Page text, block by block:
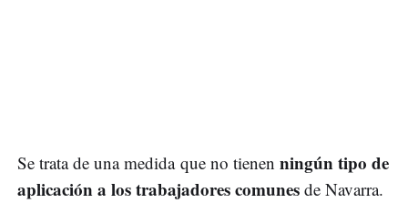
Se trata de una medida que no tienen ningún tipo de
aplicación a los trabajadores comunes de Navarra.